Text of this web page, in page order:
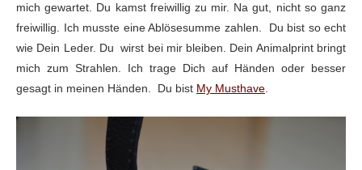
mich gewartet. Du kamst freiwillig zu mir. Na gut, nicht so ganz
freiwillig. Ich musste eine Ablösesumme zahlen. Du bist so echt
wie Dein Leder. Du wirst bei mir bleiben. Dein Animalprintbringt
mich zum Strahlen. Ich trage Dich auf Händen oder besser
gesagt in meinen Händen. Du bist My Musthave.